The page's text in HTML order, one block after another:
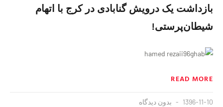
بازداشت یک درویش گنابادی در کرج با اتهام
شيطان‌پرستى!
READ MORE
1396-11-10 بدون دیدگاه